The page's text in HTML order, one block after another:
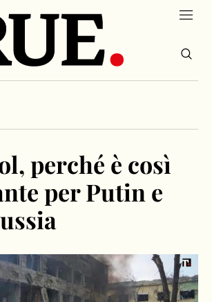
perché è così
per Putin e